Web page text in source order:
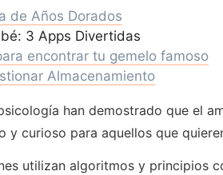
de Años Dorados
3 Apps Divertidas
encontrar tu gemelo famoso
Almacenamiento
han demostrado que el
curioso para aquellos que
utilizan algoritmos y principios